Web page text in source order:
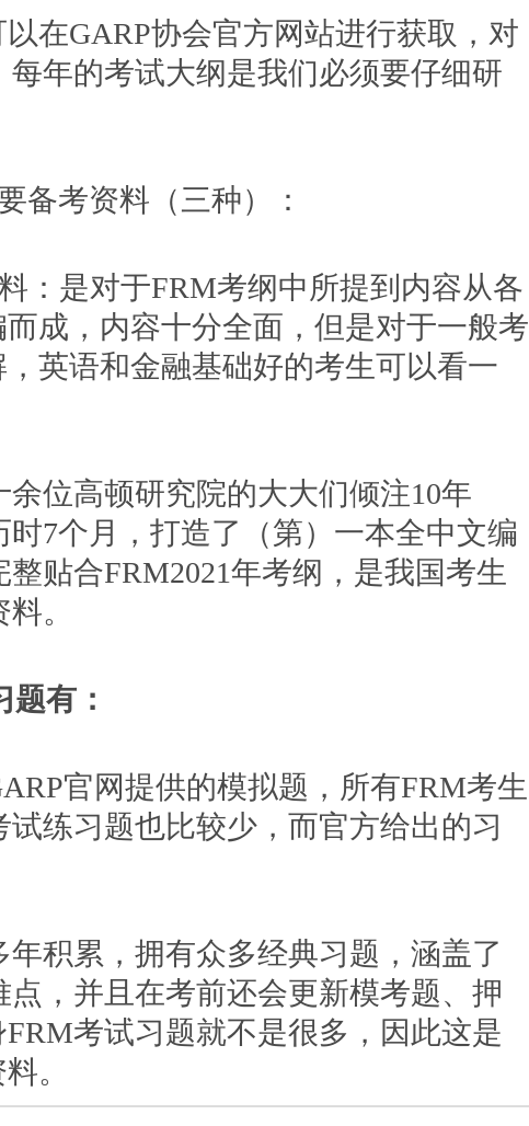
在GARP协会官方网站进行获取，对
每年的考试大纲是我们必须要仔细研
备考资料（三种）：
：是对于FRM考纲中所提到内容从各
成，内容十分全面，但是对于一般考
英语和金融基础好的考生可以看一
位高顿研究院的大大们倾注10年
7个月，打造了（第）一本全中文编
贴合FRM2021年考纲，是我国考生
。
有：
官网提供的模拟题，所有FRM考生
试练习题也比较少，而官方给出的习
积累，拥有众多经典习题，涵盖了
，并且在考前还会更新模考题、押
考试习题就不是很多，因此这是
。